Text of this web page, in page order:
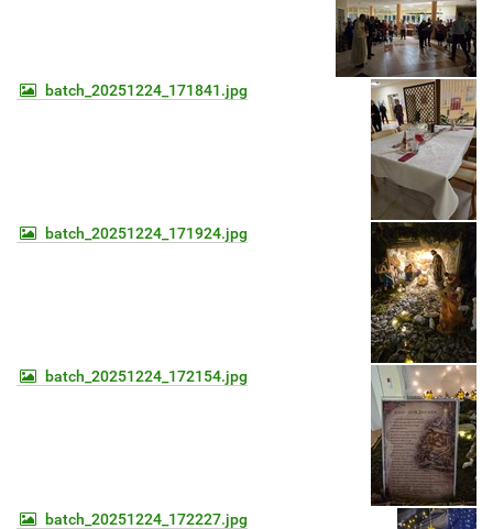
batch_20251224_171841.jpg
batch_20251224_171924.jpg
batch_20251224_172154.jpg
batch_20251224_172227.jpg